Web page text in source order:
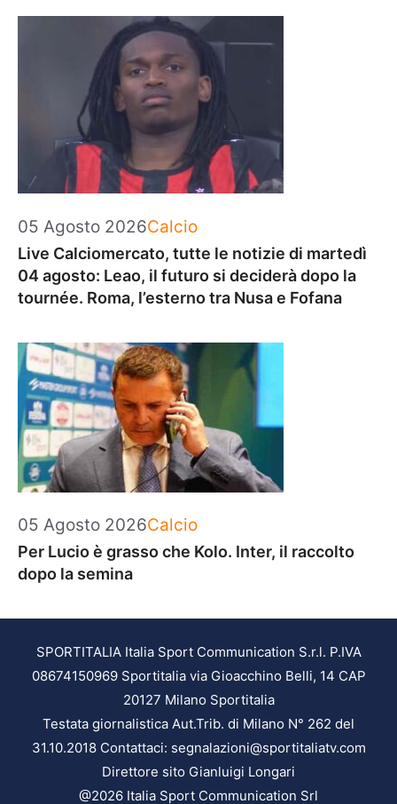
05 Agosto 2026Categorie
Calcio
Live Calciomercato, tutte le notizie di martedì
04 agosto: Leao, il futuro si deciderà dopo la
tournée. Roma, l’esterno tra Nusa e Fofana
05 Agosto 2026Categorie
Calcio
Per Lucio è grasso che Kolo. Inter, il raccolto
dopo la semina
SPORTITALIA Italia Sport Communication S.r.l. P.IVA
08674150969 Sportitalia via Gioacchino Belli, 14 CAP
20127 Milano Sportitalia
Testata giornalistica Aut.Trib. di Milano N° 262 del
31.10.2018 Contattaci: segnalazioni@sportitaliatv.com
Direttore sito Gianluigi Longari
@2026 Italia Sport Communication Srl